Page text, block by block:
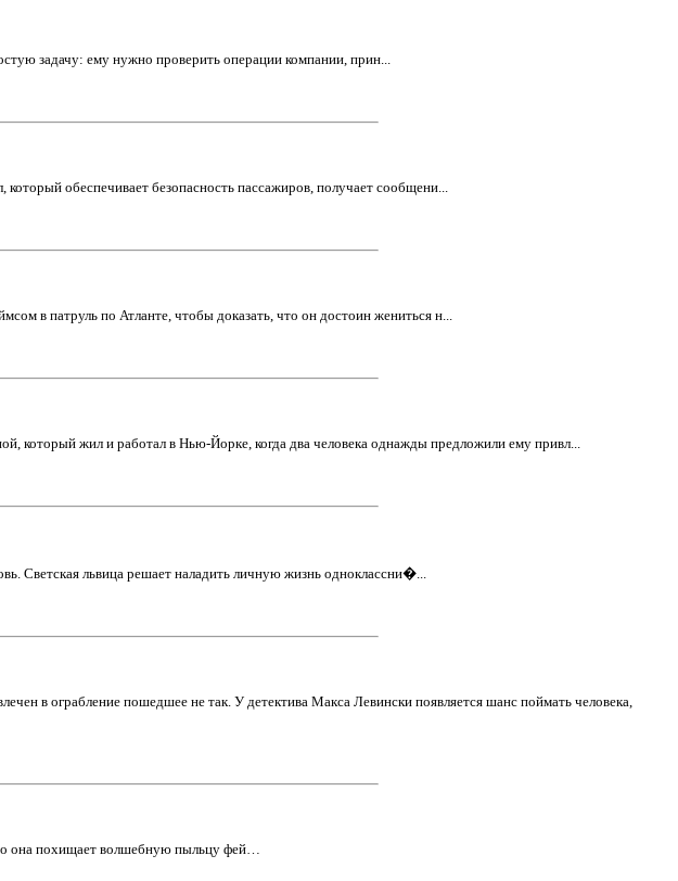
задачу: ему нужно проверить операции компании, прин...
обеспечивает безопасность пассажиров, получает сообщени...
в патруль по Атланте, чтобы доказать, что он достоин жениться н...
который жил и работал в Нью-Йорке, когда два человека однажды предложили ему привл...
Светская львица решает наладить личную жизнь одноклассни�...
в ограбление пошедшее не так. У детектива Макса Левински появляется шанс поймать человека,
она похищает волшебную пыльцу фей…